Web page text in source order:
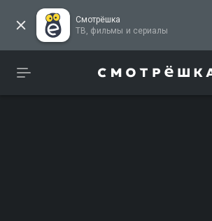
Смотрёшка
ТВ, фильмы и сериалы